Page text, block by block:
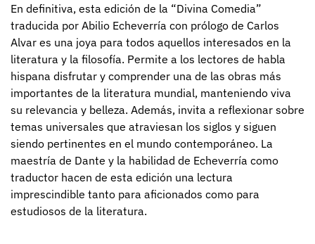
En definitiva, esta edición de la “Divina Comedia”
traducida por Abilio Echeverría con prólogo de Carlos
Alvar es una joya para todos aquellos interesados en la
literatura y la filosofía. Permite a los lectores de habla
hispana disfrutar y comprender una de las obras más
importantes de la literatura mundial, manteniendo viva
su relevancia y belleza. Además, invita a reflexionar sobre
temas universales que atraviesan los siglos y siguen
siendo pertinentes en el mundo contemporáneo. La
maestría de Dante y la habilidad de Echeverría como
traductor hacen de esta edición una lectura
imprescindible tanto para aficionados como para
estudiosos de la literatura.